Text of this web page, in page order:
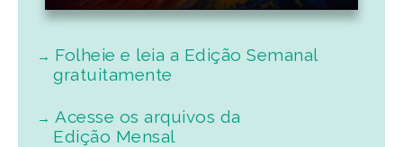
Folheie e leia a Edição Semanal
gratuitamente
Acesse os arquivos da
Edição Mensal